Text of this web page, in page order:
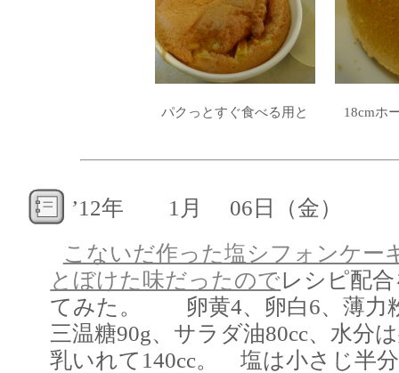
パクっとすぐ食べる用と 18cmホ
’12年 1月 06日（金）
こないだ作った塩シフォンケー
とぼけた味だったのでレシピ配
てみた。 卵黄4、卵白6、薄力
三温糖90g、サラダ油80cc、水分
乳いれて140cc。 塩は小さじ半